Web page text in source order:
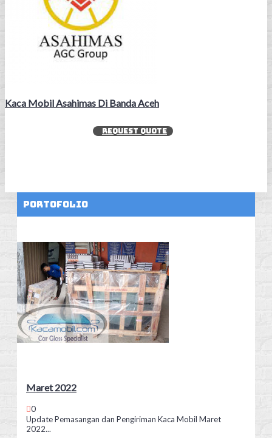
Kaca Mobil Asahimas Di Banda Aceh
REQUEST QUOTE
Portofolio
Maret 2022
0
Update Pemasangan dan Pengiriman Kaca Mobil Maret
2022...